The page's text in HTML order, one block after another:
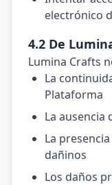
electrónico
4.2 De
Lumina Crafts
La
Plataforma
La ausencia
La
dañinos
Los daños